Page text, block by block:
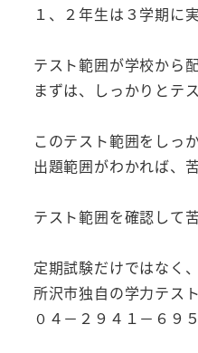
１、２年生は３学期に
テスト範囲が学校から
まずは、しっかりとテ
このテスト範囲をしっ
出題範囲がわかれば、
テスト範囲を確認して
定期試験だけではなく、
所沢市独自の学力テス
０４－２９４１－６９